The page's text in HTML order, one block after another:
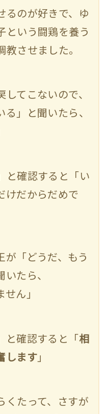
るのが好きで、ゆ
という闘鶏を養う
教させました。
してこないので、
」と聞いたら、
と確認すると「い
けだからだめで
が「どうだ、もう
たら、
せん」
と確認すると「相
します 」
くたって、さすが